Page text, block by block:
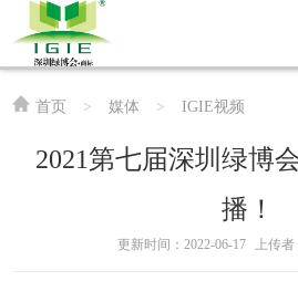
首页 > 媒体 > IGIE视频
2021第七届深圳绿博
播！
更新时间：2022-06-17 上传者